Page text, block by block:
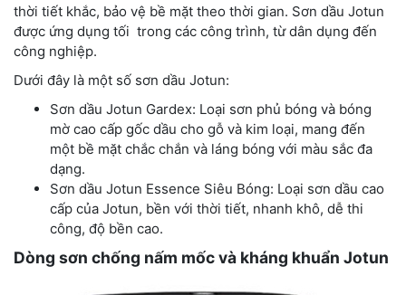
thời tiết khắc, bảo vệ bề mặt theo thời gian. Sơn dầu Jotun
được ứng dụng tối trong các công trình, từ dân dụng đến
công nghiệp.
Dưới đây là một số sơn dầu Jotun:
Sơn dầu Jotun Gardex: Loại sơn phủ bóng và bóng
mờ cao cấp gốc dầu cho gỗ và kim loại, mang đến
một bề mặt chắc chắn và láng bóng với màu sắc đa
dạng.
Sơn dầu Jotun Essence Siêu Bóng: Loại sơn dầu cao
cấp của Jotun, bền với thời tiết, nhanh khô, dễ thi
công, độ bền cao.
Dòng sơn chống nấm mốc và kháng khuẩn Jotun